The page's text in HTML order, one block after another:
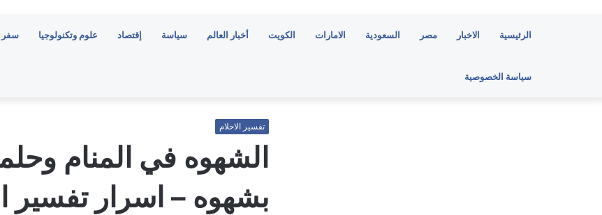
الرئيسية الاخبار مصر السعودية الامارات الكويت أخبار العالم سياسة إقتصاد علوم وتكنولوجيا سفر
سياسة الخصوصية
تفسير الاحلام
الشهوه في المنام
بشهوه – اسرار تفسير